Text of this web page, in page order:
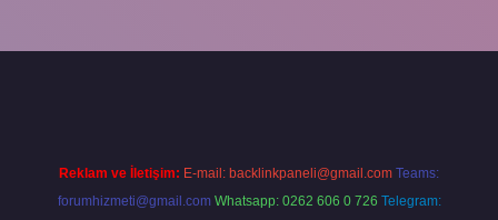
Reklam ve İletişim: E-mail: backlinkpaneli@gmail.com Teams:
forumhizmeti@gmail.com Whatsapp: 0262 606 0 726 Telegram: